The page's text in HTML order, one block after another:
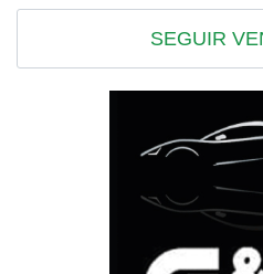
SEGUIR